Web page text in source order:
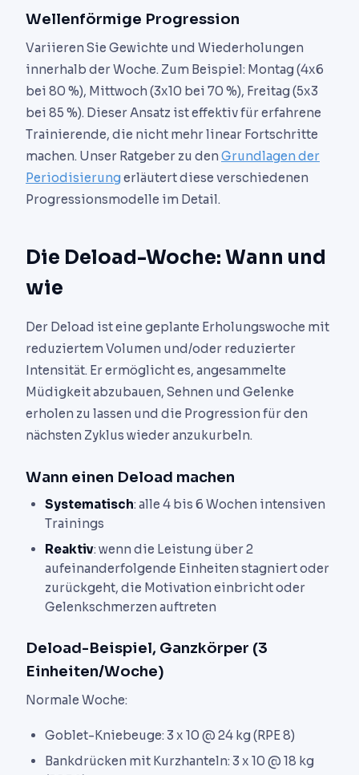
Wellenförmige Progression
Variieren Sie Gewichte und Wiederholungen
innerhalb der Woche. Zum Beispiel: Montag (4x6
bei 80 %), Mittwoch (3x10 bei 70 %), Freitag (5x3
bei 85 %). Dieser Ansatz ist effektiv für erfahrene
Trainierende, die nicht mehr linear Fortschritte
machen. Unser Ratgeber zu den Grundlagen der
Periodisierung erläutert diese verschiedenen
Progressionsmodelle im Detail.
Die Deload-Woche: Wann und
wie
Der Deload ist eine geplante Erholungswoche mit
reduziertem Volumen und/oder reduzierter
Intensität. Er ermöglicht es, angesammelte
Müdigkeit abzubauen, Sehnen und Gelenke
erholen zu lassen und die Progression für den
nächsten Zyklus wieder anzukurbeln.
Wann einen Deload machen
Systematisch: alle 4 bis 6 Wochen intensiven
Trainings
Reaktiv: wenn die Leistung über 2
aufeinanderfolgende Einheiten stagniert oder
zurückgeht, die Motivation einbricht oder
Gelenkschmerzen auftreten
Deload-Beispiel, Ganzkörper (3
Einheiten/Woche)
Normale Woche:
Goblet-Kniebeuge: 3 x 10 @ 24 kg (RPE 8)
Bankdrücken mit Kurzhanteln: 3 x 10 @ 18 kg